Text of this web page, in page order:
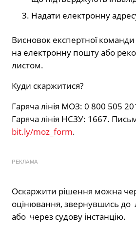
Надати електронну
Висновок експертної команди
на електронну пошту або
листом.
Куди скаржитися?
Гаряча лінія МОЗ: 0 800 505
Гаряча лінія НСЗУ: 1667.
bit.ly/moz_form.
РЕКЛАМА
Оскаржити рішення можна
оцінювання, звернувшись до
або через судову інстанцію.